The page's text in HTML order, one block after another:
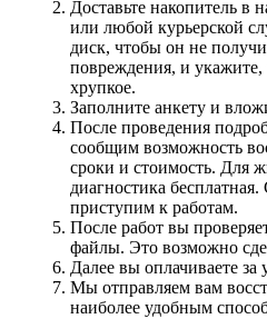
Доставьте накопитель в
или любой курьерской
диск, чтобы он не
повреждения, и
хрупкое.
Заполните анкету и
После проведения
сообщим возможность
сроки и стоимость. Для
диагностика
приступим к работам.
После работ вы
файлы. Это возможно
Далее вы оплачиваете за
Мы отправляем вам
наиболее удобным